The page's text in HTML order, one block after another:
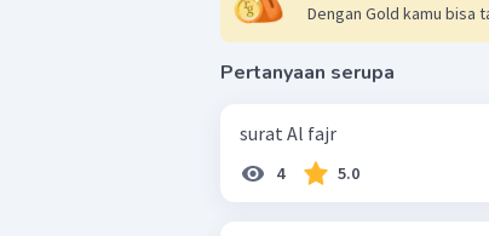
Dengan Gold kamu bisa
Pertanyaan serupa
surat Al fajr
4 5.0